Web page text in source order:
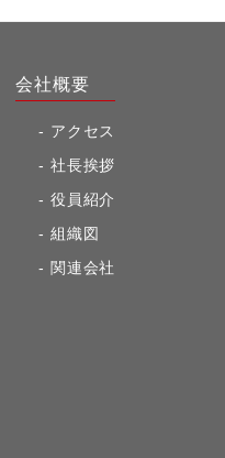
会社概要
アクセス
社長挨拶
役員紹介
組織図
関連会社